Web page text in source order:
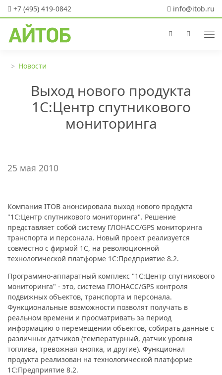
+7 (495) 419-0842 info@itob.ru
Новости
Выход нового продукта
1С:Центр спутникового
мониторинга
25 мая 2010
Компания ITOB анонсировала выход нового продукта
"1С:Центр спутникового мониторинга". Решение
представляет собой систему ГЛОНАСС/GPS мониторинга
транспорта и персонала. Новый проект реализуется
совместно с фирмой 1С, на революционной
технологической платформе 1C:Предприятие 8.2.
Программно-аппаратный комплекс "1С:Центр спутникового
мониторинга" - это, система ГЛОНАСС/GPS контроля
подвижных объектов, транспорта и персонала.
Функциональные возможности позволят получать в
реальном времени и просматривать за период
информацию о перемещении объектов, собирать данные с
различных датчиков (температурный, датчик уровня
топлива, тревожная кнопка, и другие). Функционал
продукта реализован на технологической платформе
1C:Предприятие 8.2.